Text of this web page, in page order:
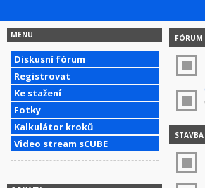
MENU
Diskusní fórum
Registrovat
Ke stažení
Fotky
Kalkulátor kroků
Video stream sCUBE
FÓRUM